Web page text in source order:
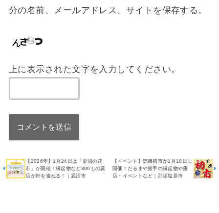
分の名前、メールアドレス、サイトを保存する。
上に表示された文字を入力してください。
【2026年】1月24日は「鹿沼の花
市」が開催！縁起物など300もの露
店が軒を連ねる！｜鹿沼市
【イベント】黒磯初市が1月18日に
開催！だるまや熊手の縁起物や露
店・イベントなど｜那須塩原市